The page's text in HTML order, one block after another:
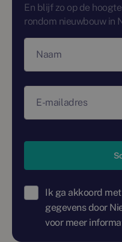
En blijf zo op de
rondom nieuwbouw in
Naam
E-mailadres
Ik ga akkoord
gegevens door
voor meer